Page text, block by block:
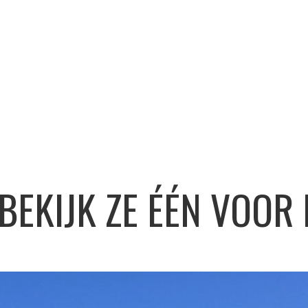
ZE ÉÉN VOOR